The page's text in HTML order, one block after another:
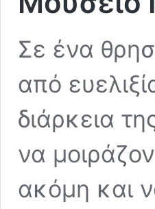
Σε ένα
από
διάρκεια
να
ακόμη και